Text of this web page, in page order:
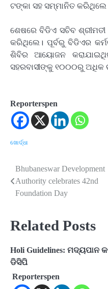
ଟଙ୍କା ସହ ସମ୍ମାନିତ କରିଥିଲେ
ଶେଷରେ ବିଡିଏ ସଚିବ ଶ୍ରୀମତୀ
କରିଥିଲେ। ପୂର୍ବରୁ ବିଡିଏର
ଶିବିର ଆୟୋଜନ
ସହରବାସୀଙ୍କୁ ୧୦୦୦ରୁ ଅଧିକ
Reporterspen
ଖୋର୍ଦ୍ଧା
Post
navigation
Bhubaneswar Development
Authority celebrates 42nd
Foundation Day
Related Posts
Holi Guidelines:
ଡିସିପି
Reporterspen